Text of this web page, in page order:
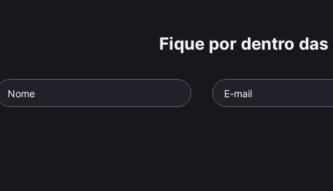
Fique por dentro